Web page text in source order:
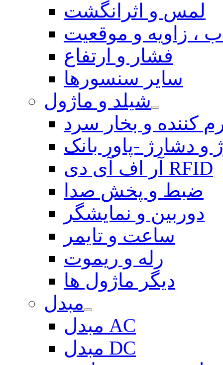
لمس و اثرانگشت
، زاویه و موقعیت
فشار و ارتفاع
سایر سنسورها
شیلد و ماژول
کننده و بخار سرد
و دشارژ -پاور بانک
آر اف آی دی RFID
ضبط و پخش صدا
دوربین و نمایشگر
ساعت و تایمر
رله و ریموت
دیگر ماژول ها
مبدل
مبدل AC
مبدل DC